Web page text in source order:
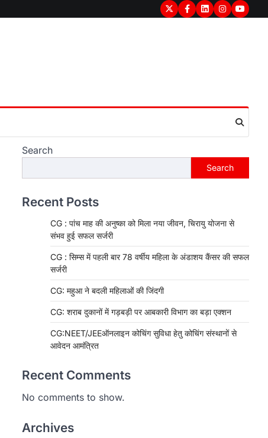
TwitterFacebook
LinkedInInstagram
Search
Search
Recent Posts
CG : पांच माह की अनुष्का को मिला नया जीवन, चिरायु योजना से
संभव हुई सफल सर्जरी
CG : सिम्स में पहली बार 78 वर्षीय महिला के अंडाशय कैंसर की सफल
सर्जरी
CG: महुआ ने बदली महिलाओं की जिंदगी
CG: शराब दुकानों में गड़बड़ी पर आबकारी विभाग का बड़ा एक्शन
CG:NEET/JEEऑनलाइन कोचिंग सुविधा हेतु कोचिंग संस्थानों से
आवेदन आमंत्रित
Recent Comments
No comments to show.
Archives